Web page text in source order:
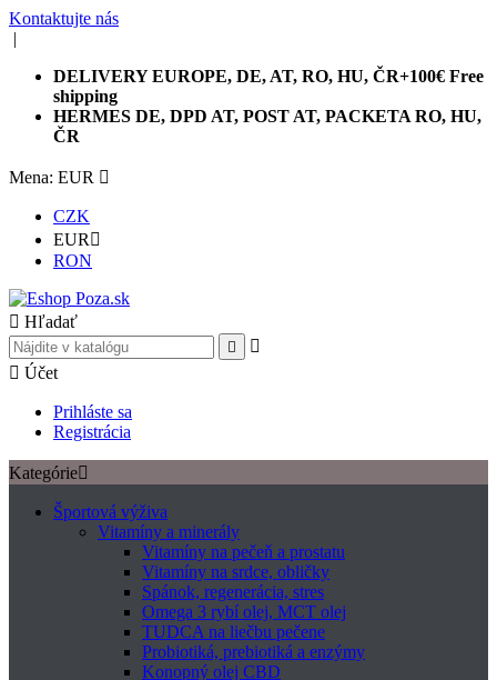
Kontaktujte nás
|
DELIVERY EUROPE, DE, AT, RO, HU, ČR+100€ Free
shipping
HERMES DE, DPD AT, POST AT, PACKETA RO, HU,
ČR
Mena: EUR 
CZK
EUR 
RON
 Hľadať


 Účet
Prihláste sa
Registrácia
Kategórie
Športová výživa
Vitamíny a minerály
Vitamíny na pečeň a prostatu
Vitamíny na srdce, obličky
Spánok, regenerácia, stres
Omega 3 rybí olej, MCT olej
TUDCA na liečbu pečene
Probiotiká, prebiotiká a enzýmy
Konopný olej CBD